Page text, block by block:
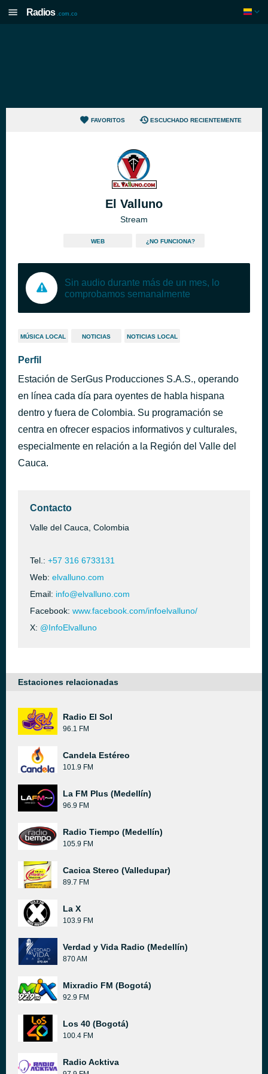
Radios .com.co
FAVORITOS ESCUCHADO RECIENTEMENTE
El Valluno
Stream
WEB ¿NO FUNCIONA?
Sin audio durante más de un mes, lo
comprobamos semanalmente
MÚSICA LOCAL NOTICIAS NOTICIAS LOCAL
Perfil
Estación de SerGus Producciones S.A.S., operando
en línea cada día para oyentes de habla hispana
dentro y fuera de Colombia. Su programación se
centra en ofrecer espacios informativos y culturales,
especialmente en relación a la Región del Valle del
Cauca.
Contacto
Valle del Cauca, Colombia
Tel.: +57 316 6733131
Web: elvalluno.com
Email: info@elvalluno.com
Facebook: www.facebook.com/infoelvalluno/
X: @InfoElvalluno
Estaciones relacionadas
Radio El Sol
96.1 FM
Candela Estéreo
101.9 FM
La FM Plus (Medellín)
96.9 FM
Radio Tiempo (Medellín)
105.9 FM
Cacica Stereo (Valledupar)
89.7 FM
La X
103.9 FM
Verdad y Vida Radio (Medellín)
870 AM
Mixradio FM (Bogotá)
92.9 FM
Los 40 (Bogotá)
100.4 FM
Radio Acktiva